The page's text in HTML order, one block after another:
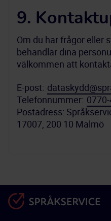
9.
Om du har frågor eller
behandlar dina
välkommen att
E-post:
Telefonnummer:
Postadress:
17007, 200 10 Malmö